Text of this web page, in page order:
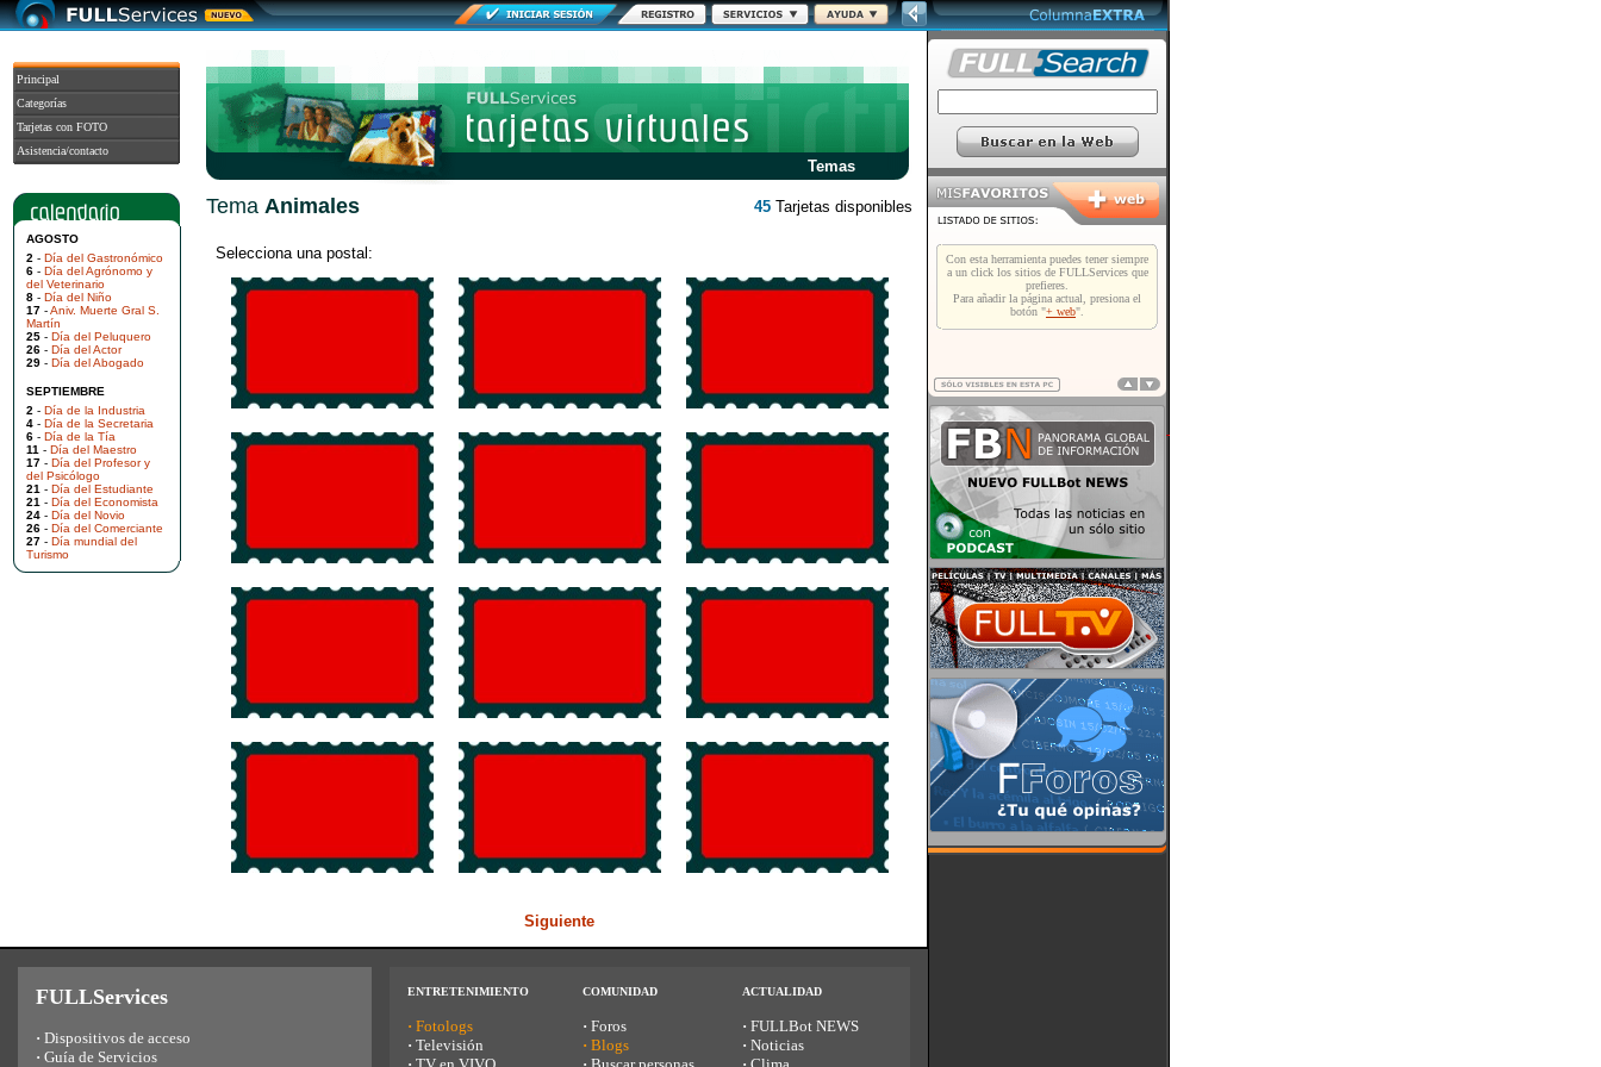
Principal
Categorías
Tarjetas con FOTO
Asistencia/contacto
AGOSTO
2 - Día del Gastronómico
6 - Día del Agrónomo y
del Veterinario
8 - Día del Niño
17 -Aniv. Muerte Gral S.
Martín
25 - Día del Peluquero
26 - Día del Actor
29 - Día del Abogado
SEPTIEMBRE
2 - Día de la Industria
4 - Día de la Secretaria
6 - Día de la Tía
11 - Día del Maestro
17 - Día del Profesor y
del Psicólogo
21 - Día del Estudiante
21 - Día del Economista
24 - Día del Novio
26 - Día del Comerciante
27 - Día mundial del
Turismo
Temas
Tema Animales 45 Tarjetas disponibles
Selecciona una postal:
Siguiente
FULLServices
· Dispositivos de acceso
· Guía de Servicios
ENTRETENIMIENTO
· Fotologs
· Televisión
COMUNIDAD
· Foros
· Blogs
ACTUALIDAD
· FULLBot NEWS
· Noticias